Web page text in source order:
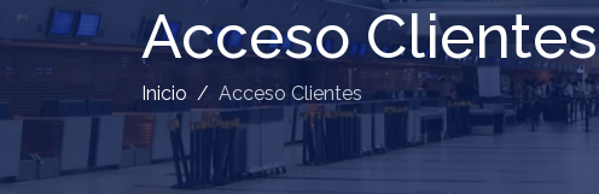
Acceso Clientes
Inicio Acceso Clientes